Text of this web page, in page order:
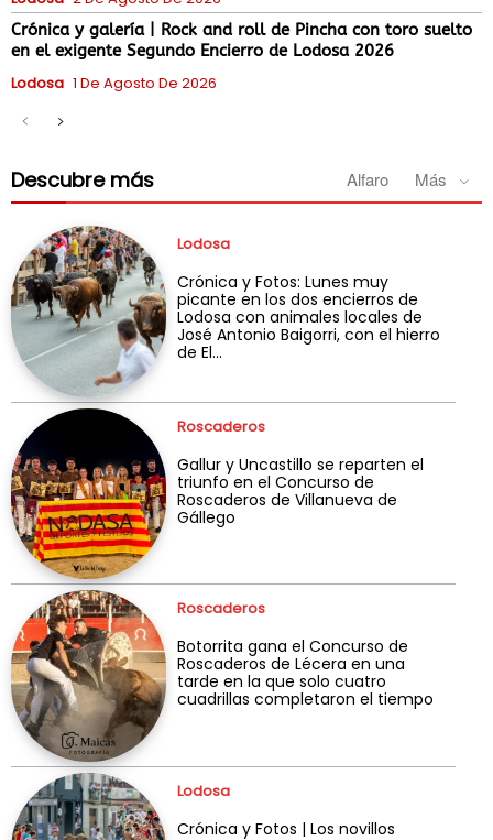
Crónica y galería | Rock and roll de Pincha con toro suelto
en el exigente Segundo Encierro de Lodosa 2026
Lodosa 1 De Agosto De 2026
Descubre más Alfaro Más
Lodosa
Crónica y Fotos: Lunes muy
picante en los dos encierros de
Lodosa con animales locales de
José Antonio Baigorri, con el hierro
de El...
Roscaderos
Gallur y Uncastillo se reparten el
triunfo en el Concurso de
Roscaderos de Villanueva de
Gállego
Roscaderos
Botorrita gana el Concurso de
Roscaderos de Lécera en una
tarde en la que solo cuatro
cuadrillas completaron el tiempo
Lodosa
Crónica y Fotos | Los novillos